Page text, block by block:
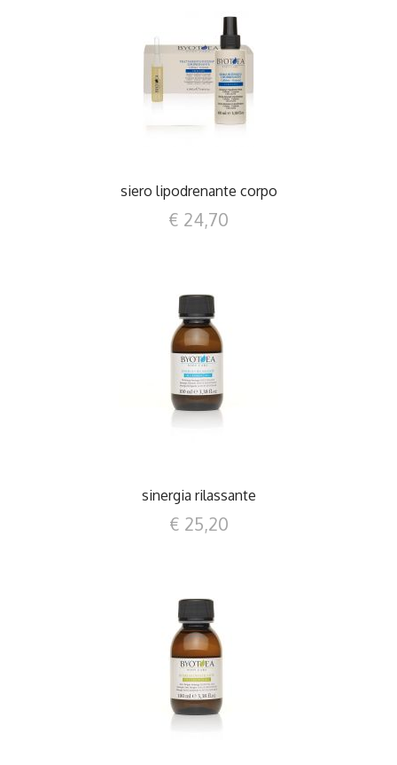
DETTAGLI
siero lipodrenante corpo
€ 24,70
DETTAGLI
sinergia rilassante
€ 25,20
DETTAGLI